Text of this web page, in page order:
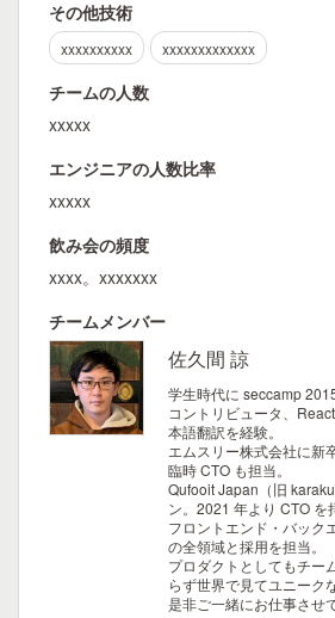
その他技術
xxxxxxxxxx xxxxxxxxxxxxx
チームの人数
xxxxx
エンジニアの人数比率
xxxxx
飲み会の頻度
xxxx。xxxxxxx
チームメンバー
佐久間 諒
学生時代に seccamp
コントリビュータ、
本語翻訳を経験。
エムスリー株式会社に新
臨時 CTO も担当。
Qufooit Japan（旧
ン。2021 年より CTO を
フロントエンド・バック
の全領域と採用を担当。
プロダクトとしてもチー
らず世界で見てユニーク
是非ご一緒にお仕事させ